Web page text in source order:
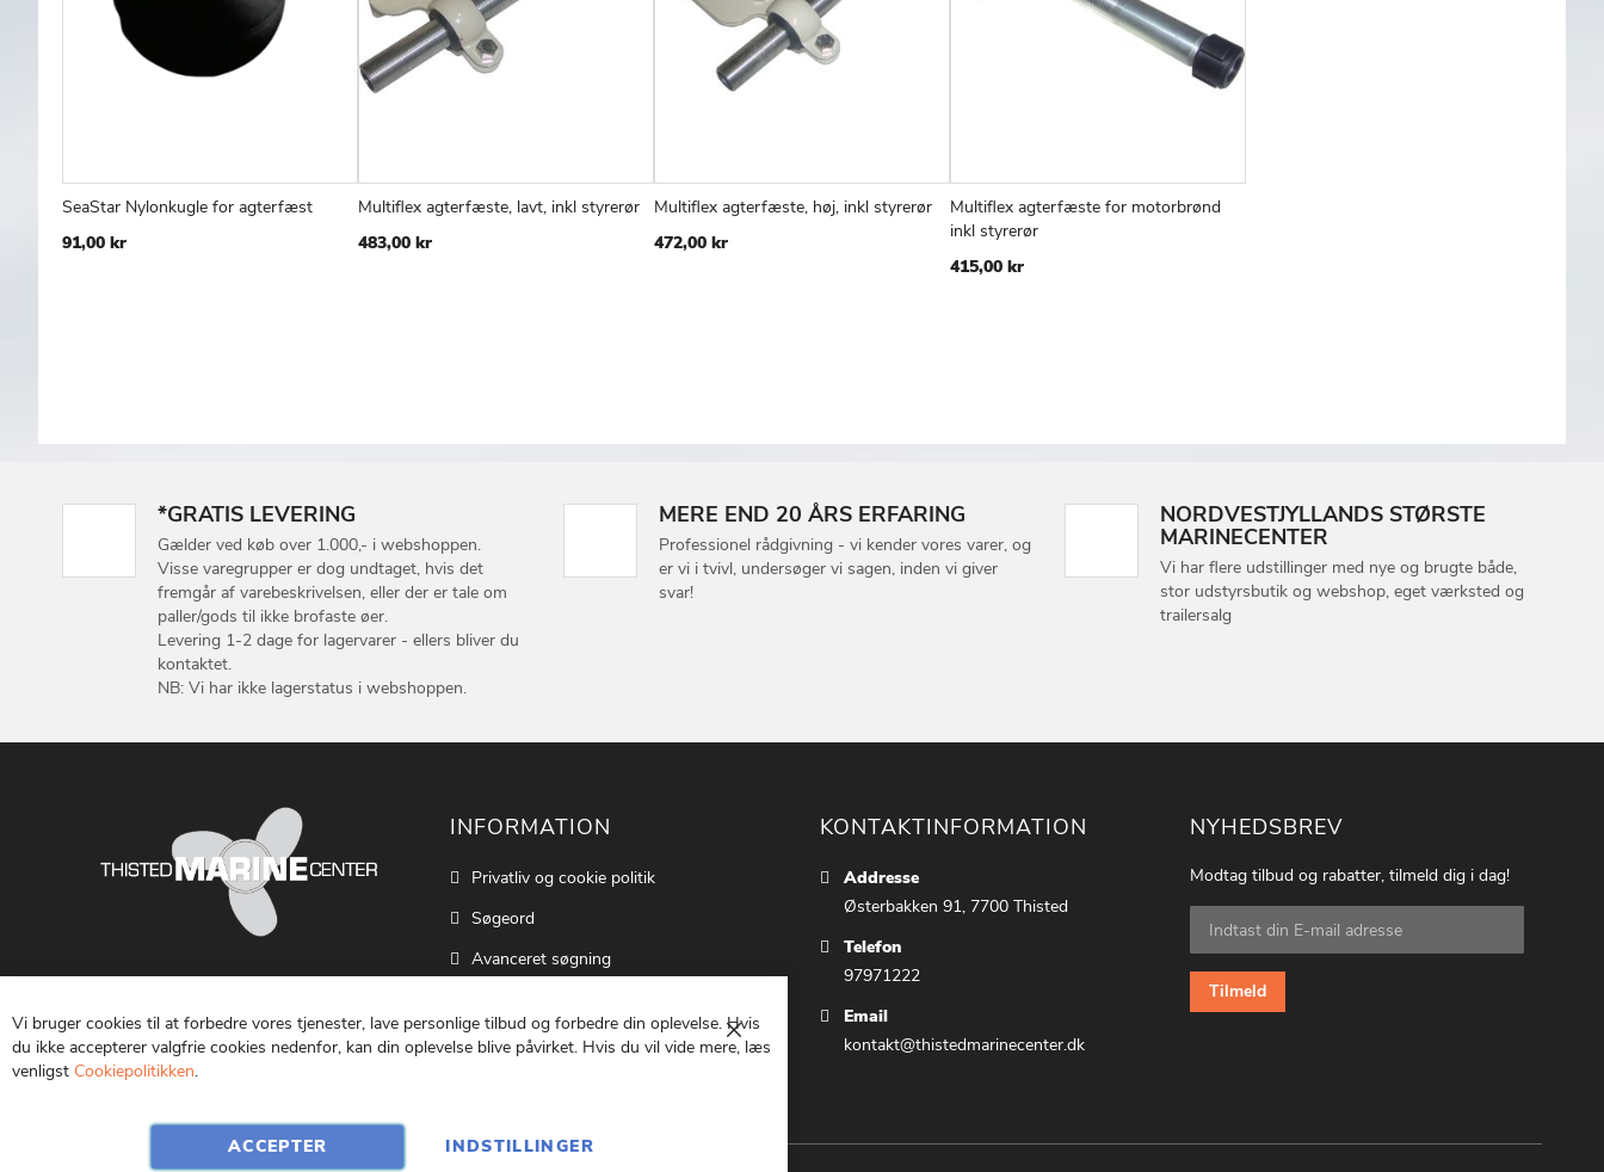
TILFØJ
SeaStar Nylonkugle for agterfæst
91,00 kr
TILFØJSAMMENLIGN
Multiflex agterfæste, lavt, inkl styrerør
483,00 kr
TILFØJSAMMENLIGN
Multiflex agterfæste, høj, inkl styrerør
472,00 kr
Læg i kurv
Multiflex agterfæste for motorbrønd
inkl styrerør
415,00 kr
*GRATIS LEVERING
Gælder ved køb over 1.000,- i webshoppen.
Visse varegrupper er dog undtaget, hvis det
fremgår af varebeskrivelsen, eller der er tale om
paller/gods til ikke brofaste øer.
Levering 1-2 dage for lagervarer - ellers bliver du
kontaktet.
NB: Vi har ikke lagerstatus i webshoppen.
MERE END 20 ÅRS ERFARING
Professionel rådgivning - vi kender vores varer, og
er vi i tvivl, undersøger vi sagen, inden vi giver
svar!
NORDVESTJYLLANDS STØRSTE
MARINECENTER
Vi har flere udstillinger med nye og brugte både,
stor udstyrsbutik og webshop, eget værksted og
trailersalg
INFORMATION
Privatliv og cookie politik
Søgeord
Avanceret søgning
Kontakt os
KONTAKTINFORMATION
Addresse
Østerbakken 91, 7700 Thisted
Telefon
97971222
Email
kontakt@thistedmarinecenter.dk
NYHEDSBREV
Modtag tilbud og rabatter, tilmeld dig i dag!
Tilmeld
dig
vores
nyhedsbrev:
Tilmeld
Luk
Vi bruger cookies til at forbedre vores tjenester, lave personlige tilbud og forbedre din oplevelse. Hvis
du ikke accepterer valgfrie cookies nedenfor, kan din oplevelse blive påvirket. Hvis du vil vide mere, læs
venligst Cookiepolitikken.
ACCEPTER INDSTILLINGER